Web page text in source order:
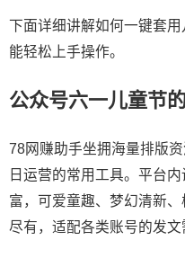
下面详细讲解如何一键套
能轻松上手操作。
公众号六一儿童节
78网赚助手坐拥海量排版
日运营的常用工具。平台
富，可爱童趣、梦幻清新
尽有，适配各类账号的发文